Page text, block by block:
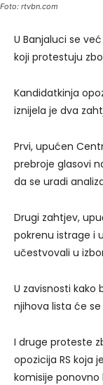
Foto: rtvbn.com
U Banjaluci se
koji protestuju
Kandidatkinja
iznijela je dva
Prvi, upućen
prebroje glasovi
da se uradi
Drugi zahtjev,
pokrenu istrage i
učestvovali u
U zavisnosti kako
njihova lista će
I druge proteste
opozicija RS koja
komisije ponovno